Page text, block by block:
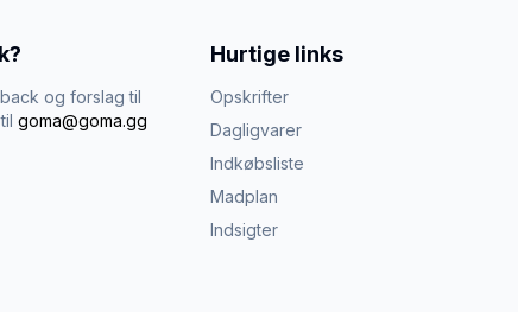
og forslag til
goma@goma.gg
Hurtige links
Opskrifter
Dagligvarer
Indkøbsliste
Madplan
Indsigter